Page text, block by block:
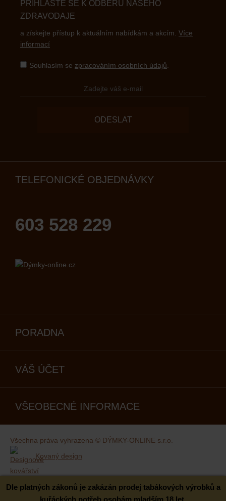
PŘIHLASTE SE K ODBĚRU NAŠEHO
ZDRAVODAJE
a získejte přístup k aktuálním nabídkám a akcím. Více
informací
Souhlasím se zpracováním osobních údajů
ODESLAT
TELEFONICKÉ OBJEDNÁVKY
603 528 229
PORADNA
VÁŠ ÚČET
VŠEOBECNÉ INFORMACE
Všechna práva vyhrazena © DÝMKY-ONLINE s.r.o.
Kovaný design
Dle platných zákonů je zakázán prodej tabákových výrobků a
kuřáckých potřeb osobám mladším 18 let.